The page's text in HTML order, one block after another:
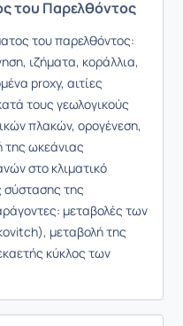
του Παρελθόντος
του παρελθόντος:
ιζήματα, κοράλλια,
proxy, αιτίες
τους γεωλογικούς
πλακών, ορογένεση,
της ωκεάνιας
στο κλιματικό
σύστασης της
μεταβολές των
μεταβολή της
κύκλος των